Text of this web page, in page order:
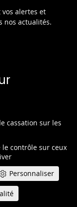
le contrôle sur ceux
Personnaliser
alertes et
nos actualités.
cassation sur les
Share